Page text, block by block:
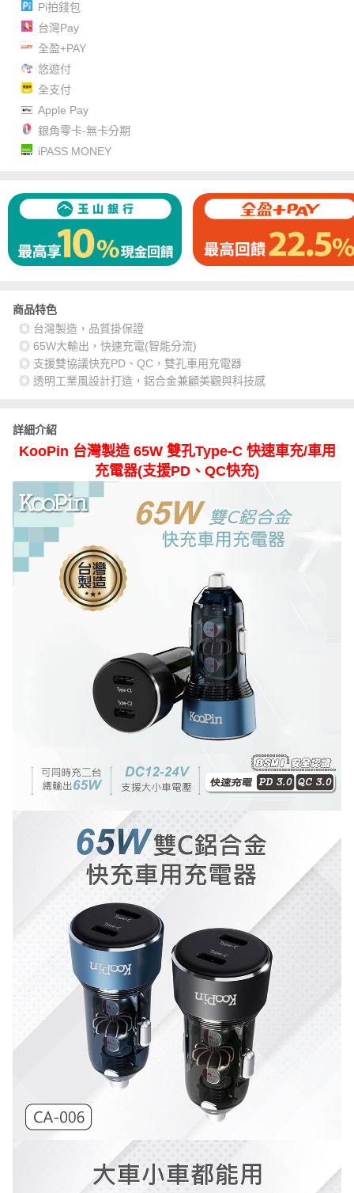
Pi拍錢包
台灣Pay
全盈+PAY
悠遊付
全支付
Apple Pay
銀角零卡-無卡分期
iPASS MONEY
商品特色
◎ 台灣製造，品質掛保證
◎ 65W大輸出，快速充電(智能分流)
◎ 支援雙協議快充PD、QC，雙孔車用充電器
◎ 透明工業風設計打造，鋁合金兼顧美觀與科技感
詳細介紹
KooPin 台灣製造 65W 雙孔Type-C 快速車充/車用
充電器(支援PD、QC快充)